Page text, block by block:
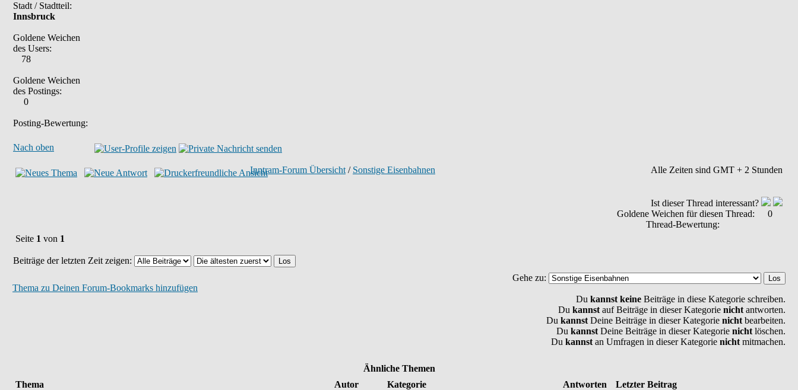
Stadt / Stadtteil:
Innsbruck
Goldene Weichen
des Users:
78
Goldene Weichen
des Postings:
0
Posting-Bewertung:
Nach oben
Inntram-Forum Übersicht / Sonstige Eisenbahnen Alle Zeiten sind GMT + 2 Stunden
Ist dieser Thread interessant?
Goldene Weichen für diesen Thread:
0
Thread-Bewertung:
Seite 1 von 1
Beiträge der letzten Zeit zeigen:
Thema zu Deinen Forum-Bookmarks hinzufügen
Gehe zu:
Du kannst keine Beiträge in diese Kategorie schreiben.
Du kannst auf Beiträge in dieser Kategorie nicht antworten.
Du kannst Deine Beiträge in dieser Kategorie nicht bearbeiten.
Du kannst Deine Beiträge in dieser Kategorie nicht löschen.
Du kannst an Umfragen in dieser Kategorie nicht mitmachen.
Ähnliche Themen
Thema
Autor Kategorie Antworten Letzter Beitrag